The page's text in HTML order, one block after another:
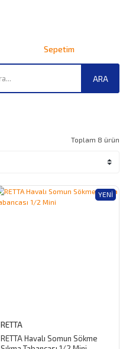
ARA
Sepetim
Toplam 8 ürün
YENI
RETTA
RETTA Havalı Somun Sökme